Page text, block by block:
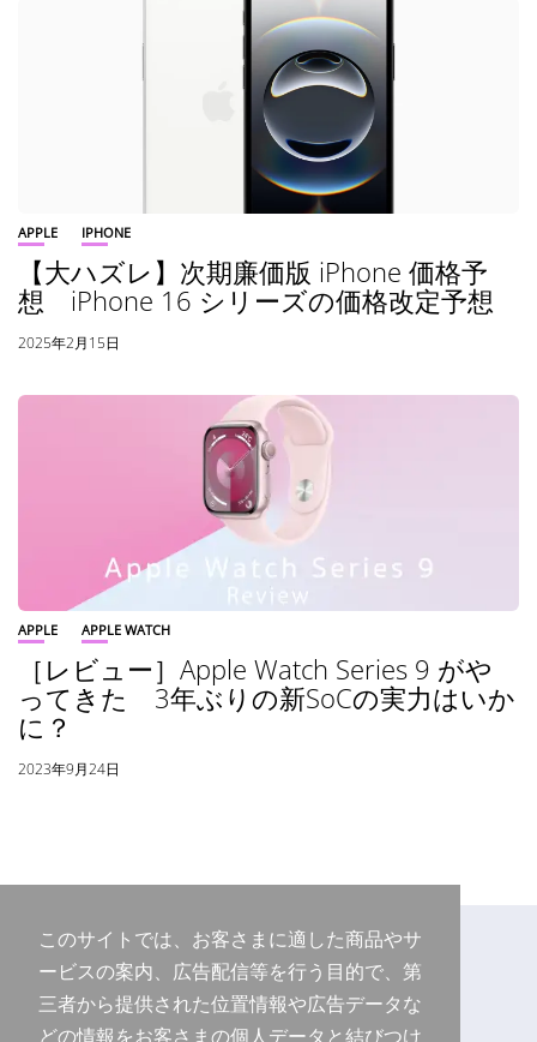
APPLE IPHONE
【大ハズレ】次期廉価版 iPhone 価格予
想 iPhone 16 シリーズの価格改定予想
2025年2月15日
APPLE APPLE WATCH
［レビュー］Apple Watch Series 9 がや
ってきた 3年ぶりの新SoCの実力はいか
に？
2023年9月24日
このサイトでは、お客さまに適した商品やサ
ービスの案内、広告配信等を行う目的で、第
三者から提供された位置情報や広告データな
どの情報をお客さまの個人データと結びつけ